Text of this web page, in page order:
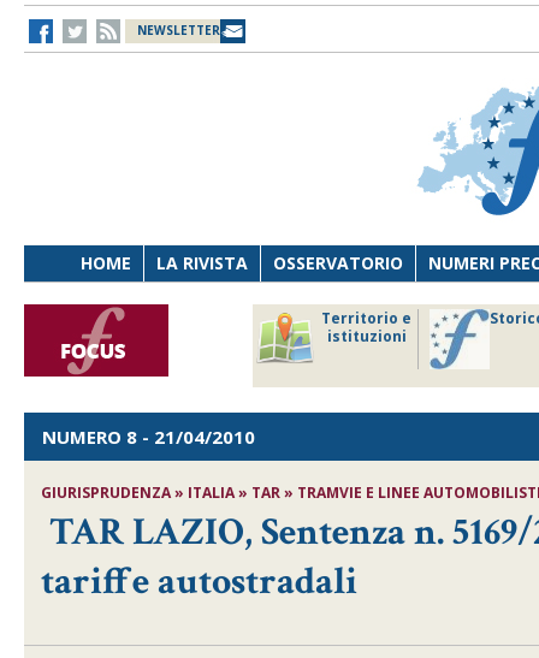
NEWSLETTER
HOME LA RIVISTA OSSERVATORIO NUMERI
Territorio e
istituzioni
NUMERO 8 - 21/04/2010
GIURISPRUDENZA » ITALIA » TAR » TRAMVIE E LINEE
TAR LAZIO, Sentenza n.
tariffe autostradali